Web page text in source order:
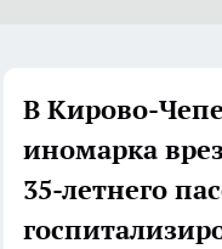
В Кирово-
иномарка
35-летнего